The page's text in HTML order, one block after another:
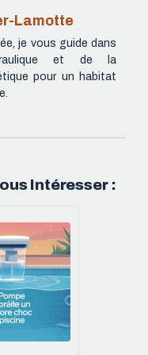
Lamotte
je vous guide dans
et de la
pour un habitat
Intéresser :